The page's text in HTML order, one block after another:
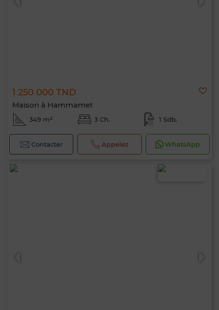
1 250 000 TND
Maison à Hammamet
349 m² 3 Ch. 1 Sdb.
Contacter Appelez WhatsApp